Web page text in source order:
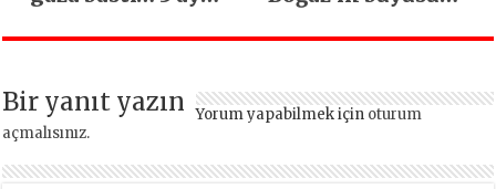
edildi
Bir yanıt yazın Yorum yapabilmek için oturum
açmalısınız.